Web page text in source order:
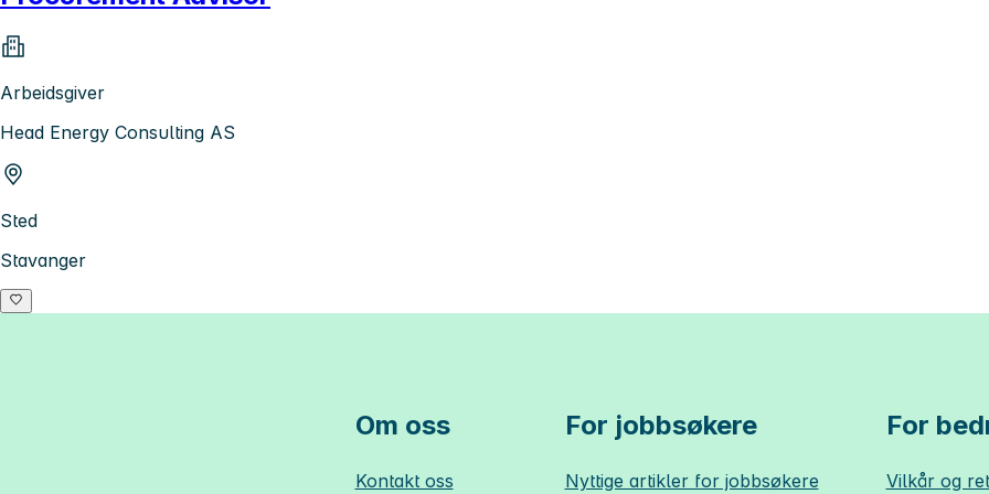
Arbeidsgiver
Head Energy Consulting AS
Sted
Stavanger
Om oss
Kontakt oss
For jobbsøkere
Nyttige artikler for jobbsøkere
For
Vilkår og